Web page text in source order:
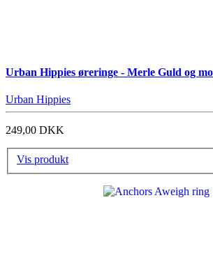
Urban Hippies øreringe - Merle Guld og
Urban Hippies
249,00 DKK
Vis produkt